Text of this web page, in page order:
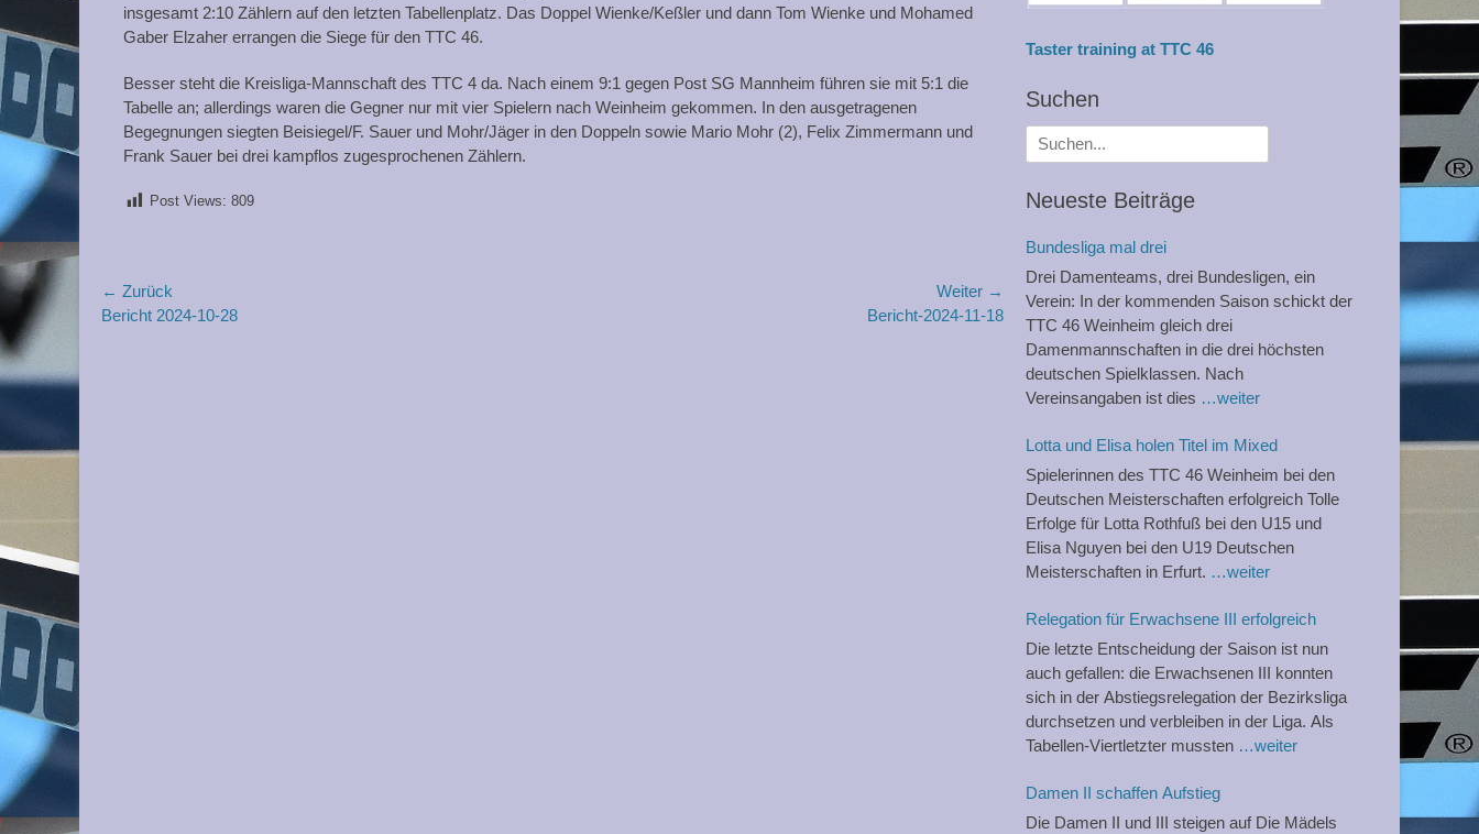
insgesamt 2:10 Zählern auf den letzten Tabellenplatz. Das Doppel Wienke/Keßler und dann Tom Wienke und Mohamed
Gaber Elzaher errangen die Siege für den TTC 46.
Besser steht die Kreisliga-Mannschaft des TTC 4 da. Nach einem 9:1 gegen Post SG Mannheim führen sie mit 5:1 die
Tabelle an; allerdings waren die Gegner nur mit vier Spielern nach Weinheim gekommen. In den ausgetragenen
Begegnungen siegten Beisiegel/F. Sauer und Mohr/Jäger in den Doppeln sowie Mario Mohr (2), Felix Zimmermann und
Frank Sauer bei drei kampflos zugesprochenen Zählern.
Post Views: 809
Beitragsnavigation
← Zurück
Vorheriger
Bericht 2024-10-28
Weiter →
Bericht-2024-11-18
Taster training at TTC 46
Suchen
Suche
nach:
Neueste Beiträge
Bundesliga mal drei
Drei Damenteams, drei Bundesligen, ein
Verein: In der kommenden Saison schickt der
TTC 46 Weinheim gleich drei
Damenmannschaften in die drei höchsten
deutschen Spielklassen. Nach
Vereinsangaben ist dies …weiter
Lotta und Elisa holen Titel im Mixed
Spielerinnen des TTC 46 Weinheim bei den
Deutschen Meisterschaften erfolgreich Tolle
Erfolge für Lotta Rothfuß bei den U15 und
Elisa Nguyen bei den U19 Deutschen
Meisterschaften in Erfurt. …weiter
Relegation für Erwachsene III erfolgreich
Die letzte Entscheidung der Saison ist nun
auch gefallen: die Erwachsenen III konnten
sich in der Abstiegsrelegation der Bezirksliga
durchsetzen und verbleiben in der Liga. Als
Tabellen-Viertletzter mussten …weiter
Damen II schaffen Aufstieg
Die Damen II und III steigen auf Die Mädels